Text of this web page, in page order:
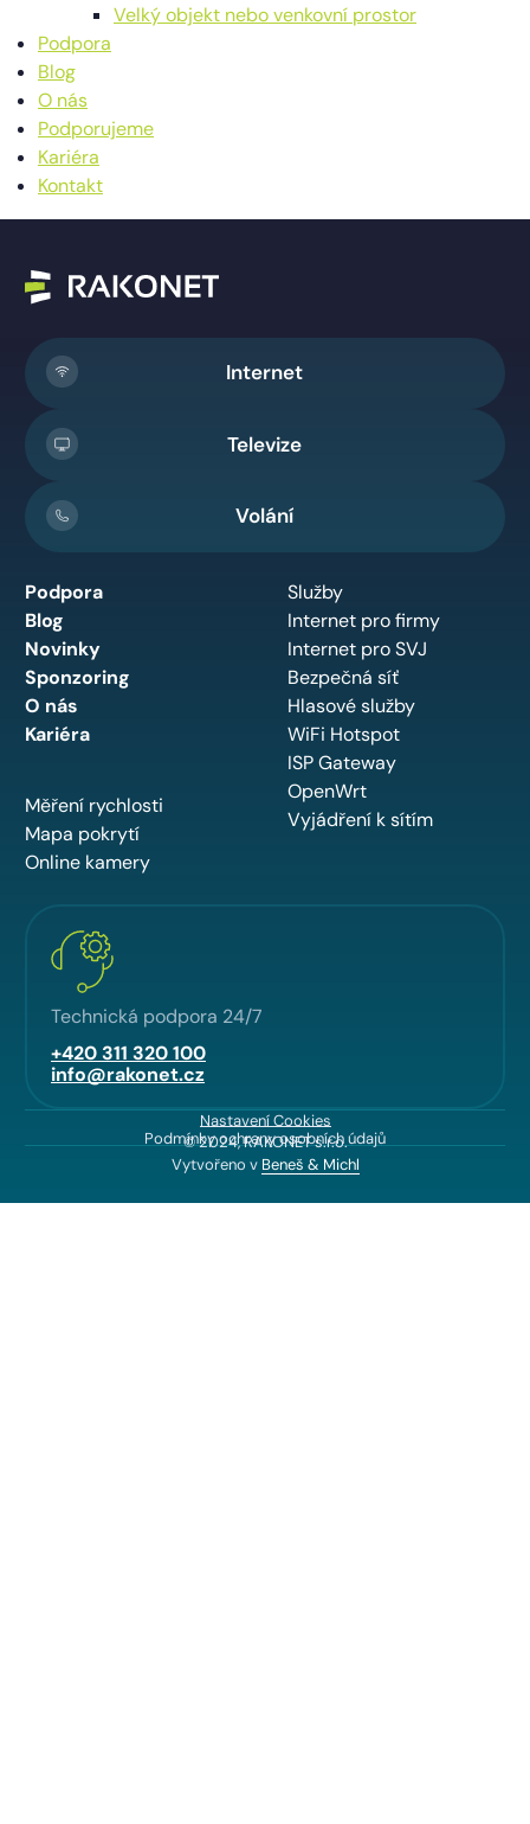
Velký objekt nebo venkovní prostor
Podpora
Blog
O nás
Podporujeme
Kariéra
Kontakt
Internet
Televize
Volání
Podpora
Blog
Novinky
Sponzoring
O nás
Kariéra
Měření rychlosti
Mapa pokrytí
Online kamery
Služby
Internet pro firmy
Internet pro SVJ
Bezpečná síť
Hlasové služby
WiFi Hotspot
ISP Gateway
OpenWrt
Vyjádření k sítím
Technická podpora 24/7
+420 311 320 100
info@rakonet.cz
Nastavení Cookies
Podmínky ochrany osobních údajů
© 2024, RAKONET s.r.o.
Vytvořeno v Beneš & Michl